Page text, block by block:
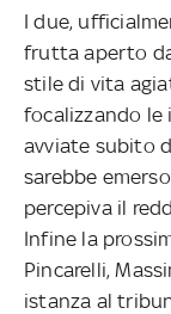
I due,
frutta aperto
stile di vita
focalizzando le
avviate subito
sarebbe
percepiva il
Infine la
Pincarelli,
istanza al